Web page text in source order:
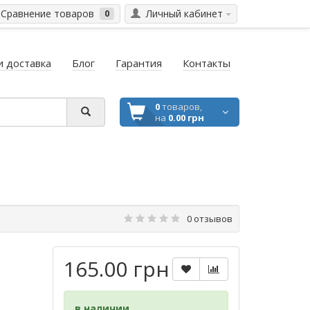
Личный кабинет
Сравнение товаров 0
доставка Блог Гарантия Контакты
0товаров,
на 0.00 грн
0 отзывов
165.00 грн